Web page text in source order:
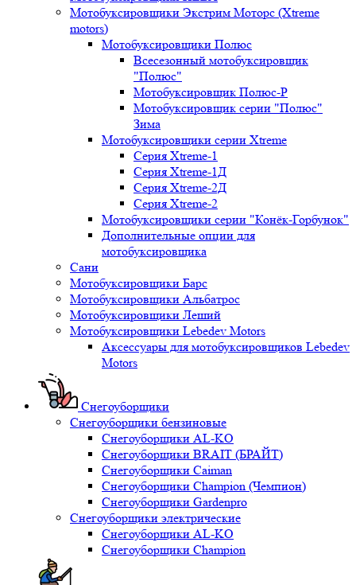
Мотобуксировщики Экстрим Моторс (Xtreme
motors)
Мотобуксировщики Полюс
Всесезонный мотобуксировщик
"Полюс"
Мотобуксировщик Полюс-Р
Мотобуксировщик серии "Полюс"
Зима
Мотобуксировщики серии Xtreme
Серия Xtreme-1
Серия Xtreme-1Д
Серия Xtreme-2Д
Серия Xtreme-2
Мотобуксировщики серии "Конёк-Горбунок"
Дополнительные опции для
мотобуксировщика
Сани
Мотобуксировщики Барс
Мотобуксировщики Альбатрос
Мотобуксировщики Леший
Мотобуксировщики Lebedev Motors
Аксессуары для мотобуксировщиков Lebedev
Motors
Снегоуборщики
Снегоуборщики бензиновые
Снегоуборщики AL-KO
Снегоуборщики BRAIT (БРАЙТ)
Снегоуборщики Caiman
Снегоуборщики Champion (Чемпион)
Снегоуборщики Gardenpro
Снегоуборщики электрические
Снегоуборщики AL-KO
Снегоуборщики Champion